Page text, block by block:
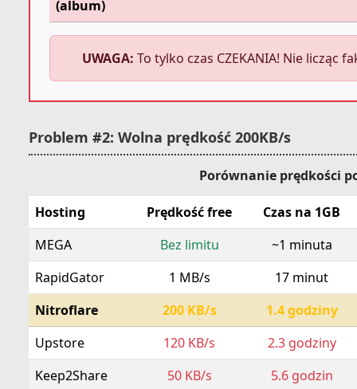
(album)
UWAGA: To tylko czas CZEKANIA! Nie licząc
Problem #2: Wolna prędkość 200KB/s
Porównanie prędkości
Hosting Prędkość free
Czas na 1GB
MEGA
Bez limitu
~1 minuta
RapidGator
1 MB/s
17 minut
Nitroflare
200 KB/s
1.4 godziny
Upstore
120 KB/s
2.3 godziny
Keep2Share
50 KB/s 5.6 godzin